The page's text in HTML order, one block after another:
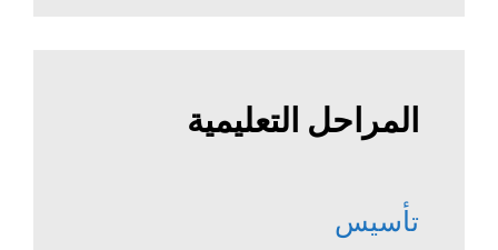
المراحل التعليمية
تأسيس